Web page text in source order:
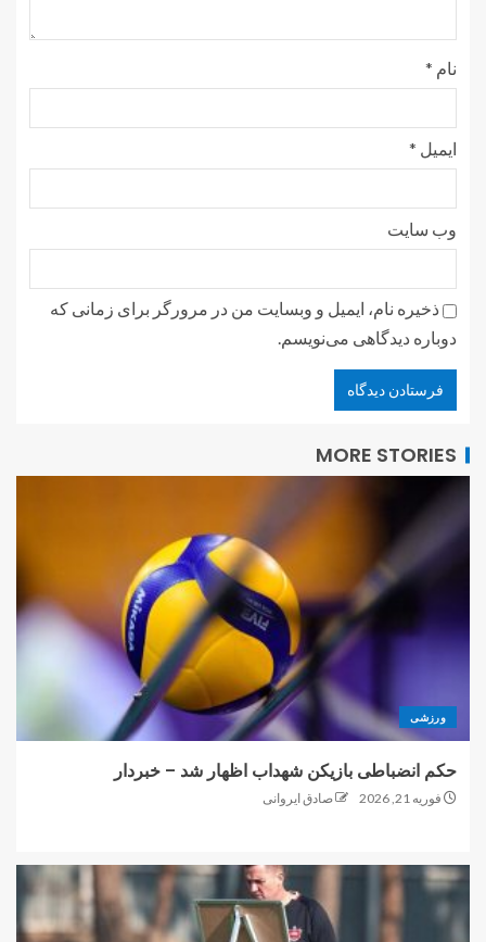
نام *
ایمیل *
وب‌ سایت
ذخیره نام، ایمیل و وبسایت من در مرورگر برای زمانی که
دوباره دیدگاهی می‌نویسم.
MORE STORIES
ورزشی
حکم انضباطی بازیکن شهداب اظهار شد – خبردار
فوریه 21, 2026 صادق ایروانی